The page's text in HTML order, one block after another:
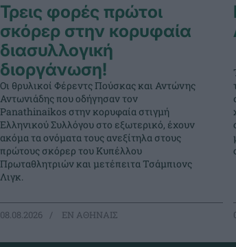
Τρεις φορές πρώτοι
σκόρερ στην κορυφαία
διασυλλογική
διοργάνωση!
Οι θρυλικοί Φέρεντς Πούσκας και Αντώνης
Αντωνιάδης που οδήγησαν τον
Panathinaikos στην κορυφαία στιγμή
Ελληνικού Συλλόγου στο εξωτερικό, έχουν
ακόμα τα ονόματα τους ανεξίτηλα στους
πρώτους σκόρερ του Κυπέλλου
Πρωταθλητριών και μετέπειτα Τσάμπιονς
Λιγκ.
08.08.2026 EΝ ΑΘΗΝΑΙΣ